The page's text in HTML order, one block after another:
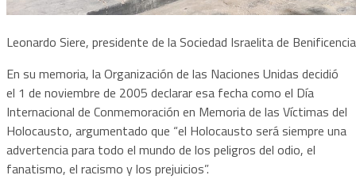
Leonardo Siere, presidente de la Sociedad Israelita de
En su memoria, la Organización de las Naciones Unidas decidió
el 1 de noviembre de 2005 declarar esa fecha como el Día
Internacional de Conmemoración en Memoria de las Víctimas del
Holocausto, argumentado que “el Holocausto será siempre una
advertencia para todo el mundo de los peligros del odio, el
fanatismo, el racismo y los prejuicios”.